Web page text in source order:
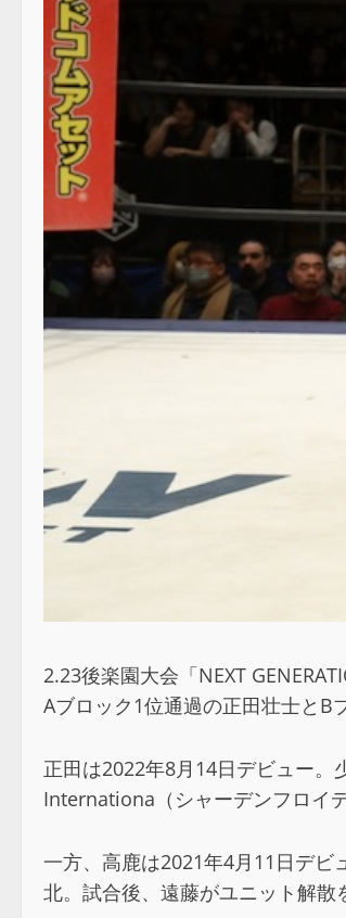
2.23後楽園大会「NEXT
Aブロック1位通過の正田壮士とB
正田は2022年8月14日デビュー。
Internationa（シャーデンフロイ
一方、高鹿は2021年4月11日デビ
北。試合後、遠藤がユニット解散